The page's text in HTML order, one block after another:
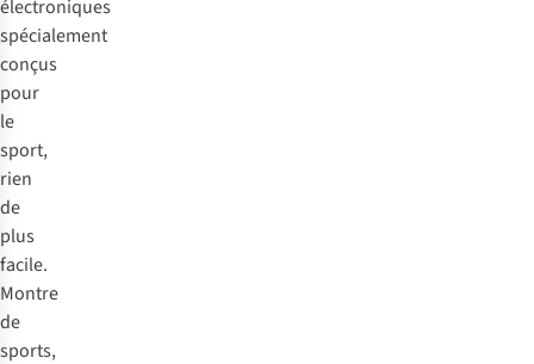
électroniques
spécialement
conçus
pour
le
sport,
rien
de
plus
facile.
Montre
de
sports,